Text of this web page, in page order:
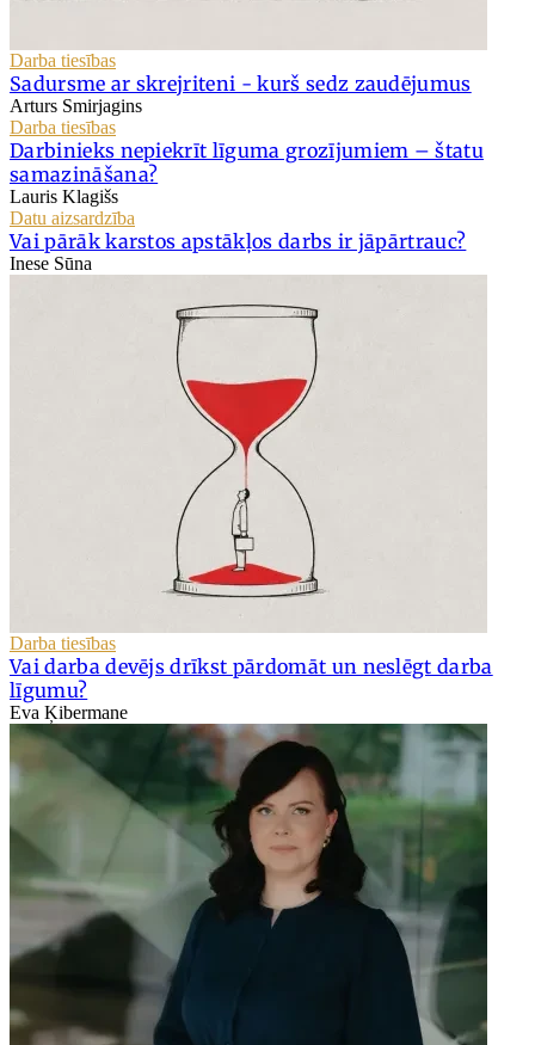
Darba tiesības
Sadursme ar skrejriteni - kurš sedz zaudējumus
Arturs Smirjagins
Darba tiesības
Darbinieks nepiekrīt līguma grozījumiem – štatu
samazināšana?
Lauris Klagišs
Datu aizsardzība
Vai pārāk karstos apstākļos darbs ir jāpārtrauc?
Inese Sūna
Darba tiesības
Vai darba devējs drīkst pārdomāt un neslēgt darba
līgumu?
Eva Ķibermane